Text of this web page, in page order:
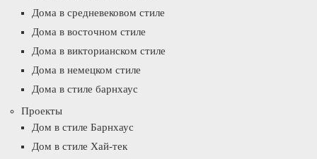
Дома в средневековом стиле
Дома в восточном стиле
Дома в викторианском стиле
Дома в немецком стиле
Дома в стиле барнхаус
Проекты
Дом в стиле Барнхаус
Дом в стиле Хай-тек